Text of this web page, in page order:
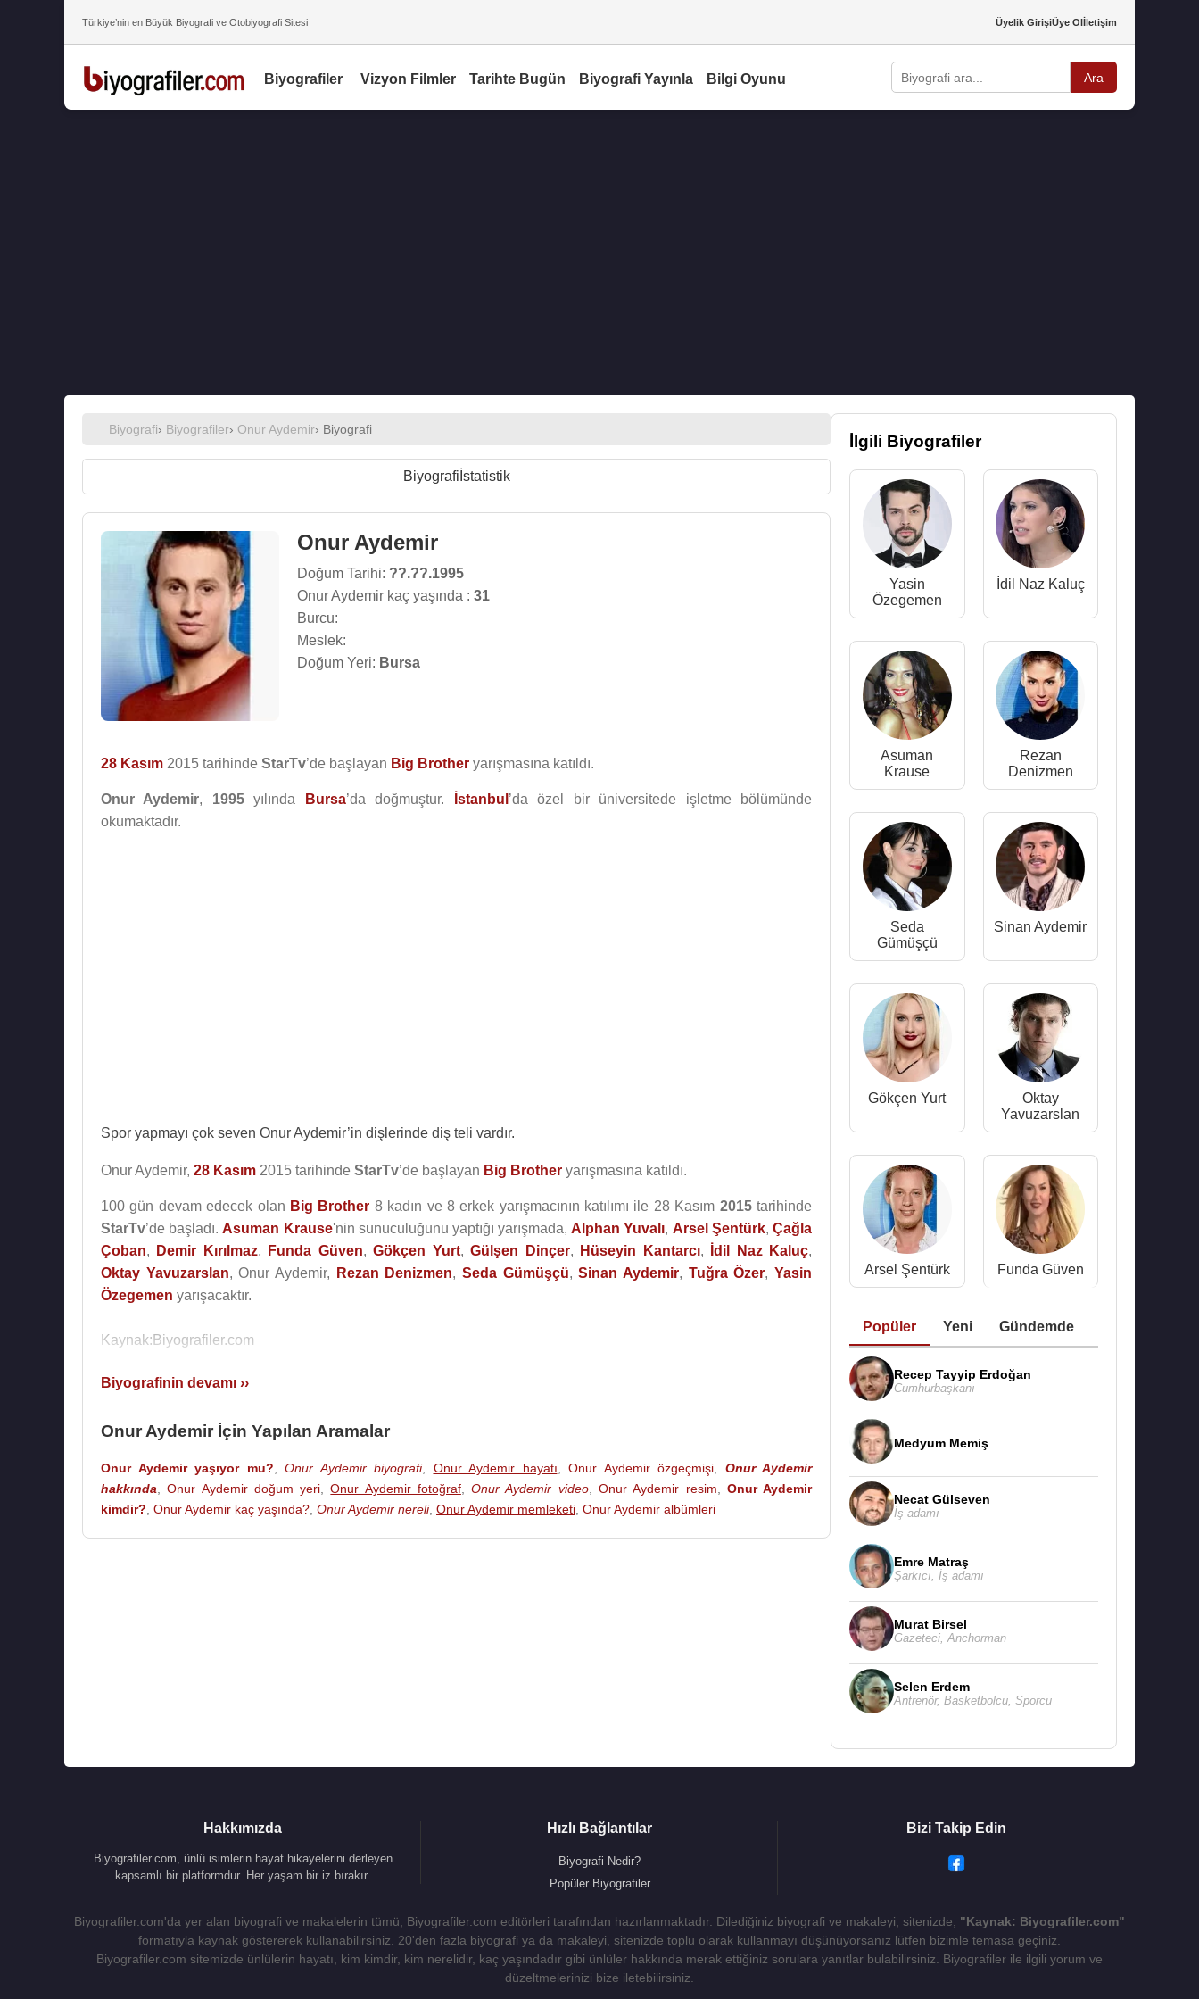
Türkiye’nin en Büyük Biyografi ve Otobiyografi Sitesi Üyelik GirişiÜye Olİletişim
Biyografiler Vizyon Filmler Tarihte Bugün Biyografi Yayınla Bilgi Oyunu Ara
Biyografi› Biyografiler› Onur Aydemir› Biyografi
Biyografi İstatistik
Onur Aydemir
Doğum Tarihi: ??.??.1995
Onur Aydemir kaç yaşında : 31
Burcu:
Meslek:
Doğum Yeri: Bursa
28 Kasım 2015 tarihinde StarTv’de başlayan Big Brother yarışmasına katıldı.
Onur Aydemir, 1995yılında Bursa’da doğmuştur. İstanbul ’da özel bir üniversitede işletme bölümünde
okumaktadır.
Spor yapmayı çok seven Onur Aydemir’in dişlerinde diş teli vardır.
Onur Aydemir, 28 Kasım 2015 tarihinde StarTv’de başlayan Big Brother yarışmasına katıldı.
100 gün devam edecek olan Big Brother 8 kadın ve 8 erkek yarışmacının katılımı ile 28 Kasım 2015tarihinde
StarTv’de başladı.Asuman Krause'nin sunuculuğunu yaptığı yarışmada,Alphan Yuvalı, Arsel Şentürk,Çağla
Çoban, Demir Kırılmaz, Funda Güven,Gökçen Yurt,Gülşen Dinçer, Hüseyin Kantarcı, İdil Naz Kaluç,
Oktay Yavuzarslan, Onur Aydemir, Rezan Denizmen,Seda Gümüşçü,Sinan Aydemir, Tuğra Özer,Yasin
Özegemen yarışacaktır.
Kaynak:Biyografiler.com
Biyografinin devamı ››
Onur Aydemir İçin Yapılan Aramalar
Onur Aydemir yaşıyor mu? Onur Aydemir biyografi, Onur Aydemir hayatı Onur Aydemir özgeçmişi
Onur Aydemir
hakkında ,Onur Aydemir doğum yeri ,Onur Aydemir fotoğraf,Onur Aydemir video,Onur Aydemir resim
Onur Aydemir
kimdir? Onur Aydemir kaç yaşında? Onur Aydemir nereli, Onur Aydemir memleketi Onur Aydemir albümleri
İlgili Biyografiler
Yasin
Özegemen
İdil Naz Kaluç
Asuman
Krause
Rezan
Denizmen
Seda
Gümüşçü
Sinan Aydemir
Gökçen Yurt
Oktay
Yavuzarslan
Arsel Şentürk Funda Güven
Popüler Yeni Gündemde
Recep Tayyip Erdoğan
Cumhurbaşkanı
Medyum Memiş
Necat Gülseven
İş adamı
Emre Matraş
Şarkıcı İş adamı
Murat Birsel
Gazeteci Anchorman
Selen Erdem
Antrenör, Basketbolcu Sporcu
Hakkımızda
Biyografiler.com, ünlü isimlerin hayat hikayelerini derleyen
kapsamlı bir platformdur. Her yaşam bir iz bırakır.
Hızlı Bağlantılar
Biyografi Nedir?
Popüler Biyografiler
Bizi Takip Edin
Biyografiler.com'da yer alan biyografi ve makalelerin tümü, Biyografiler.com editörleri tarafından hazırlanmaktadır. Dilediğiniz biyografi ve makaleyi, sitenizde, "Kaynak: Biyografiler.com"
formatıyla kaynak göstererek kullanabilirsiniz. 20'den fazla biyografi ya da makaleyi, sitenizde toplu olarak kullanmayı düşünüyorsanız lütfen bizimle temasa geçiniz.
Biyografiler.com sitemizde ünlülerin hayatı, kim kimdir, kim nerelidir, kaç yaşındadır gibi ünlüler hakkında merak ettiğiniz sorulara yanıtlar bulabilirsiniz. Biyografiler ile ilgili yorum ve
düzeltmelerinizi bize iletebilirsiniz.